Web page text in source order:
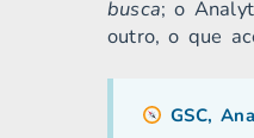
busca; o
outro, o que
GSC,